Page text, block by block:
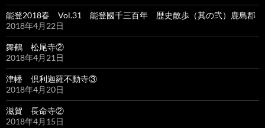
能登2018春 Vol.31 能登國千三百年 歴史散歩（其の弐）鹿島郡
2018年4月22日
舞鶴 松尾寺②
2018年4月21日
津幡 倶利迦羅不動寺③
2018年4月20日
滋賀 長命寺②
2018年4月15日